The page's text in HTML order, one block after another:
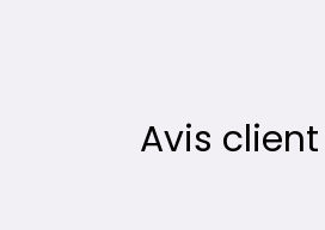
Avis client